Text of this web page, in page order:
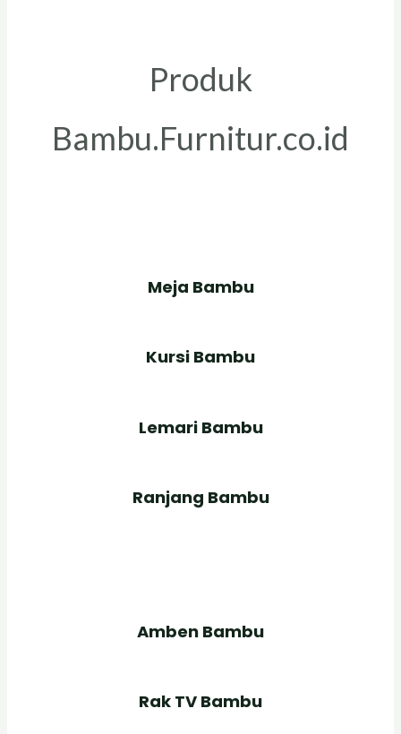
Produk
Bambu.Furnitur.co.id
Meja Bambu
Kursi Bambu
Lemari Bambu
Ranjang Bambu
Amben Bambu
Rak TV Bambu